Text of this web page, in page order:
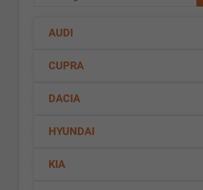
AUDI
CUPRA
DACIA
HYUNDAI
KIA